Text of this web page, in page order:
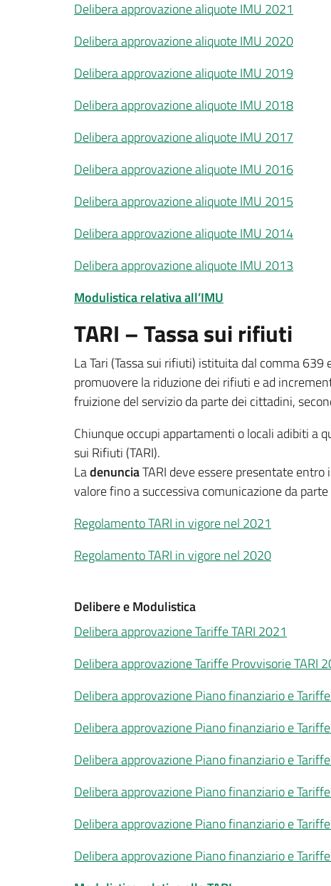
Delibera approvazione aliquote IMU 2021
Delibera approvazione aliquote IMU 2020
Delibera approvazione aliquote IMU 2019
Delibera approvazione aliquote IMU 2018
Delibera approvazione aliquote IMU 2017
Delibera approvazione aliquote IMU 2016
Delibera approvazione aliquote IMU 2015
Delibera approvazione aliquote IMU 2014
Delibera approvazione aliquote IMU 2013
Modulistica relativa all’IMU
TARI – Tassa sui rifiuti
La Tari (Tassa sui rifiuti) istituita dal comma
promuovere la riduzione dei rifiuti e ad
fruizione del servizio da parte dei cittadini,
Chiunque occupi appartamenti o locali adibiti a
sui Rifiuti (TARI).
LadenunciaTARI deve essere presentate entro
valore fino a successiva comunicazione da
Regolamento TARI in vigore nel 2021
Regolamento TARI in vigore nel 2020
Delibere e Modulistica
Delibera approvazione Tariffe TARI 2021
Delibera approvazione Tariffe Provvisorie TARI
Delibera approvazione Piano finanziario e
Delibera approvazione Piano finanziario e
Delibera approvazione Piano finanziario e
Delibera approvazione Piano finanziario e
Delibera approvazione Piano finanziario e
Delibera approvazione Piano finanziario e